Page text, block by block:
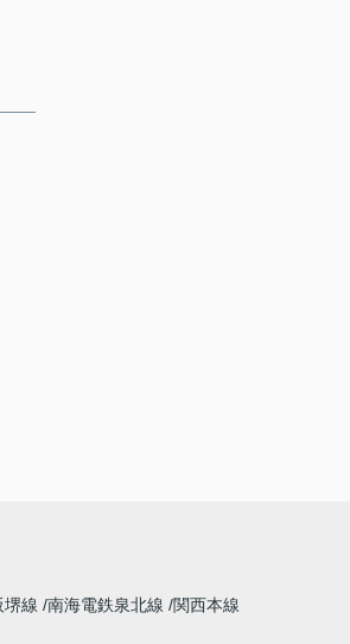
堺線 南海電鉄泉北線 関西本線